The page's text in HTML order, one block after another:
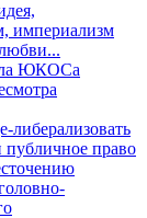
империализм
ЮКОСа
либерализовать
право